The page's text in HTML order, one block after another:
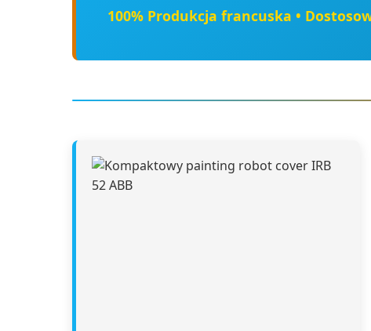
100% Produkcja francuska •